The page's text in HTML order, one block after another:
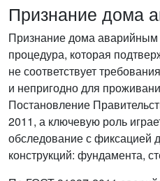
Признание дома
Признание дома
процедура, которая
не соответствует
и непригодно для
Постановление
2011, а ключевую роль
обследование с фиксацией
конструкций: фундамента,